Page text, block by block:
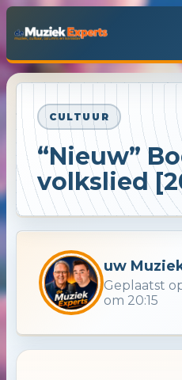
CULTUUR
“Nieuw”
volkslied
uw
Geplaatst
om 20:15